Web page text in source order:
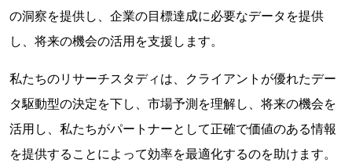
の洞察を提供し、企業の目標達成に必要なデータを提供
し、将来の機会の活用を支援します。
私たちのリサーチスタディは、クライアントが優れたデー
タ駆動型の決定を下し、市場予測を理解し、将来の機会を
活用し、私たちがパートナーとして正確で価値のある情報
を提供することによって効率を最適化するのを助けます。